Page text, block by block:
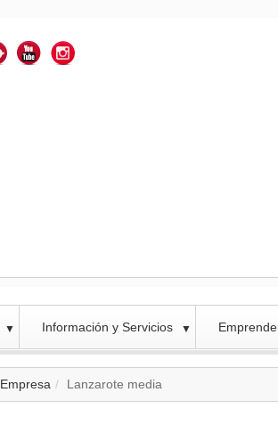
▼ Información y Servicios ▼
Empresa Lanzarote media